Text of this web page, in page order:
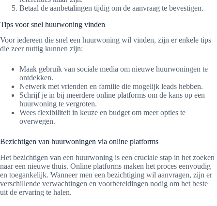
Betaal de aanbetalingen tijdig om de aanvraag te bevestigen.
Tips voor snel huurwoning vinden
Voor iedereen die snel een huurwoning wil vinden, zijn er enkele tips
die zeer nuttig kunnen zijn:
Maak gebruik van sociale media om nieuwe huurwoningen te
ontdekken.
Netwerk met vrienden en familie die mogelijk leads hebben.
Schrijf je in bij meerdere online platforms om de kans op een
huurwoning te vergroten.
Wees flexibiliteit in keuze en budget om meer opties te
overwegen.
Bezichtigen van huurwoningen via online platforms
Het bezichtigen van een huurwoning is een cruciale stap in het zoeken
naar een nieuwe thuis. Online platforms maken het proces eenvoudig
en toegankelijk. Wanneer men een bezichtiging wil aanvragen, zijn er
verschillende verwachtingen en voorbereidingen nodig om het beste
uit de ervaring te halen.